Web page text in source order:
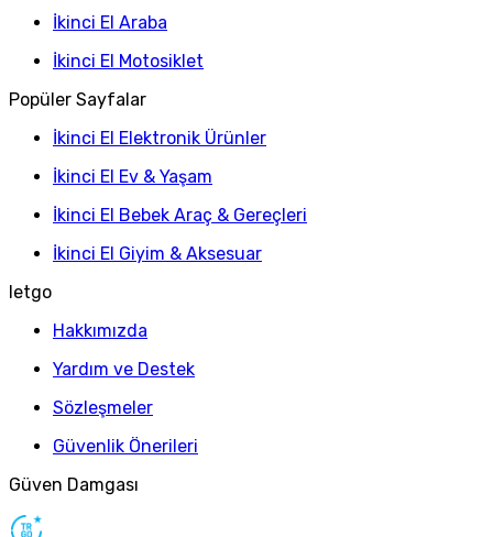
İkinci El Araba
İkinci El Motosiklet
Popüler Sayfalar
İkinci El Elektronik Ürünler
İkinci El Ev & Yaşam
İkinci El Bebek Araç & Gereçleri
İkinci El Giyim & Aksesuar
letgo
Hakkımızda
Yardım ve Destek
Sözleşmeler
Güvenlik Önerileri
Güven Damgası